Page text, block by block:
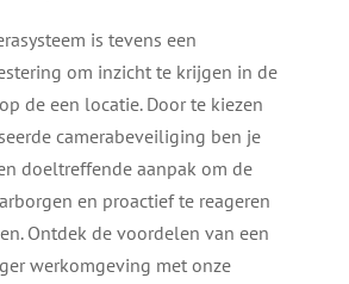
is tevens een
om inzicht te krijgen in de
de een locatie. Door te kiezen
camerabeveiliging ben je
doeltreffende aanpak om de
en proactief te reageren
Ontdek de voordelen van een
werkomgeving met onze